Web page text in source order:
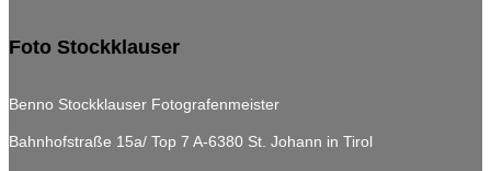
Foto Stockklauser
Benno Stockklauser Fotografenmeister
Bahnhofstraße 15a/ Top 7 A-6380 St. Johann in Tirol